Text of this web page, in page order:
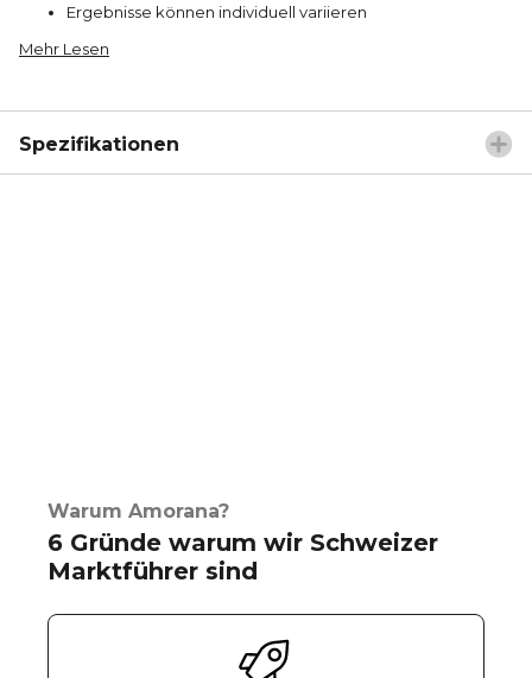
Ergebnisse können individuell variieren
Mehr Lesen
Spezifikationen
Warum Amorana?
6 Gründe warum wir Schweizer
Marktführer sind